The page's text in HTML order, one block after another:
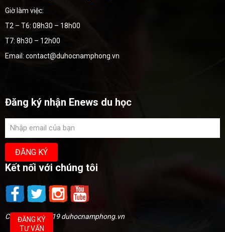
Giờ làm việc:
T2 – T6: 08h30 – 18h00
T7: 8h30 – 12h00
Email: contact@duhocnamphong.vn
Đăng ký nhận Enews du học
Kết nối với chúng tôi
Copyright @2019 duhocnamphong.vn
ĐĂNG KÝ
TƯ VẤN